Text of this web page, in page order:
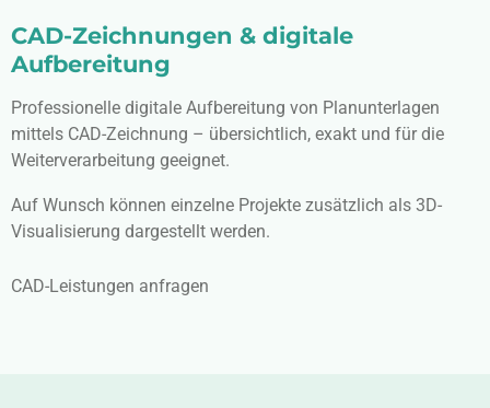
CAD-Zeichnungen & digitale
Aufbereitung
Professionelle digitale Aufbereitung von Planunterlagen
mittels CAD-Zeichnung – übersichtlich, exakt und für die
Weiterverarbeitung geeignet.
Auf Wunsch können einzelne Projekte zusätzlich als 3D-
Visualisierung dargestellt werden.
CAD-Leistungen anfragen